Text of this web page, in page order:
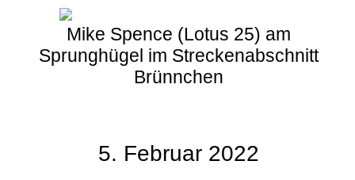
Mike Spence (Lotus 25) am
Sprunghügel im Streckenabschnitt
Brünnchen
5. Februar 2022